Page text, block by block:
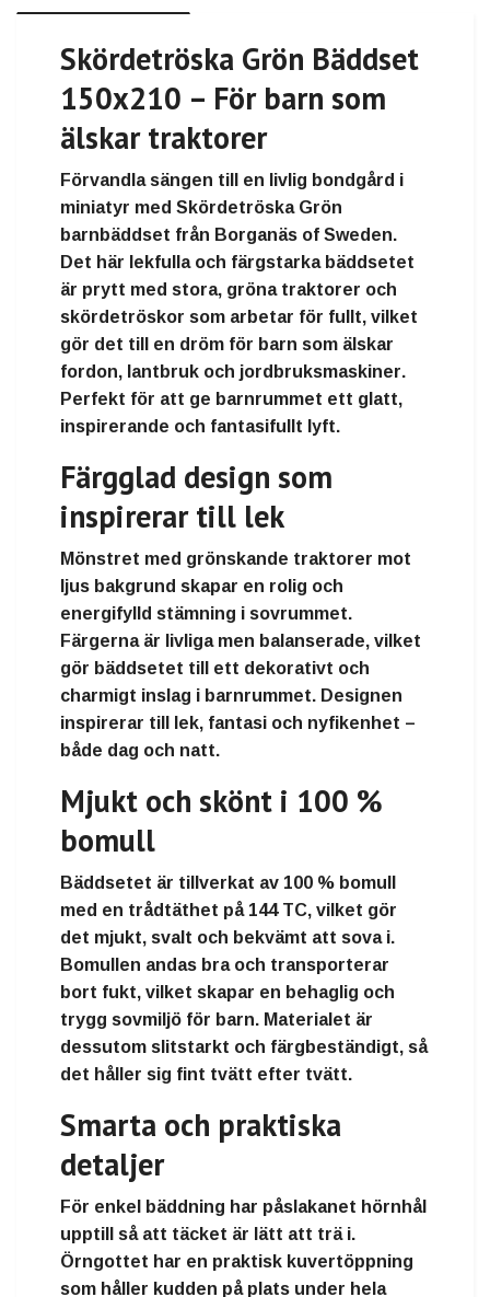
Skördetröska Grön Bäddset
150x210 – För barn som
älskar traktorer
Förvandla sängen till en livlig bondgård i
miniatyr med Skördetröska Grön
barnbäddset från Borganäs of Sweden.
Det här lekfulla och färgstarka bäddsetet
är prytt med stora, gröna traktorer och
skördetröskor som arbetar för fullt, vilket
gör det till en dröm för barn som älskar
fordon, lantbruk och jordbruksmaskiner.
Perfekt för att ge barnrummet ett glatt,
inspirerande och fantasifullt lyft.
Färgglad design som
inspirerar till lek
Mönstret med grönskande traktorer mot
ljus bakgrund skapar en rolig och
energifylld stämning i sovrummet.
Färgerna är livliga men balanserade, vilket
gör bäddsetet till ett dekorativt och
charmigt inslag i barnrummet. Designen
inspirerar till
lek, fantasi och nyfikenhet –
både dag och natt.
Mjukt och skönt i 100 %
bomull
Bäddsetet är tillverkat av 100 % bomull
med en trådtäthet på 144 TC, vilket gör
det mjukt, svalt och bekvämt att sova i.
Bomullen andas bra och transporterar
bort fukt, vilket skapar en behaglig och
trygg sovmiljö för barn. Materialet är
dessutom slitstarkt och färgbeständigt, så
det håller sig fint tvätt efter tvätt.
Smarta och praktiska
detaljer
För enkel bäddning har påslakanet hörnhål
upptill
så att täcket är lätt att trä i.
Örngottet har en praktisk kuvertöppning
som håller kudden på plats under hela